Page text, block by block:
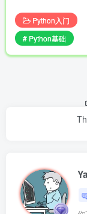
Python入门
# Python基础